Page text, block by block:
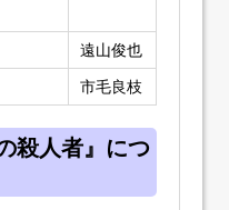
遠山俊也
市毛良枝
殺人者』につ